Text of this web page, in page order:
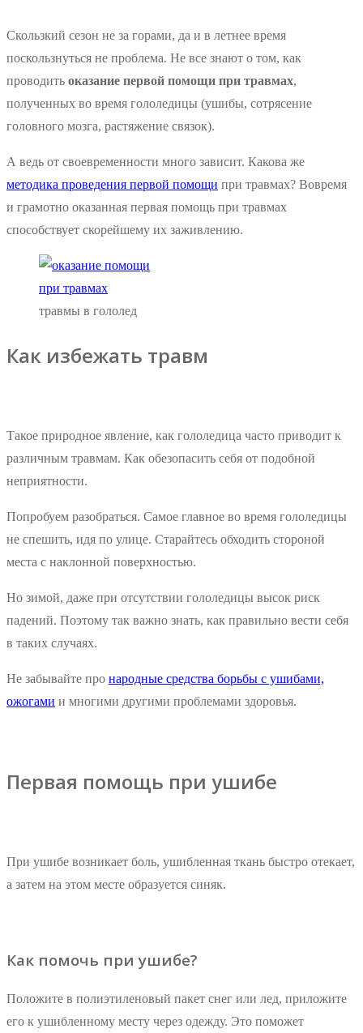
Скользкий сезон не за горами, да и в летнее время
поскользнуться не проблема. Не все знают о том, как
проводить оказание первой помощи при травмах,
полученных во время гололедицы (ушибы, сотрясение
головного мозга, растяжение связок).
А ведь от своевременности много зависит. Какова же
методика проведения первой помощи при травмах? Вовремя
и грамотно оказанная первая помощь при травмах
способствует скорейшему их заживлению.
травмы в гололед
Как избежать травм
Такое природное явление, как гололедица часто приводит к
различным травмам. Как обезопасить себя от подобной
неприятности.
Попробуем разобраться. Самое главное во время гололедицы
не спешить, идя по улице. Старайтесь обходить стороной
места с наклонной поверхностью.
Но зимой, даже при отсутствии гололедицы высок риск
падений. Поэтому так важно знать, как правильно вести себя
в таких случаях.
Не забывайте про народные средства борьбы с ушибами,
ожогами и многими другими проблемами здоровья.
Первая помощь при ушибе
При ушибе возникает боль, ушибленная ткань быстро отекает,
а затем на этом месте образуется синяк.
Как помочь при ушибе?
Положите в полиэтиленовый пакет снег или лед, приложите
его к ушибленному месту через одежду. Это поможет